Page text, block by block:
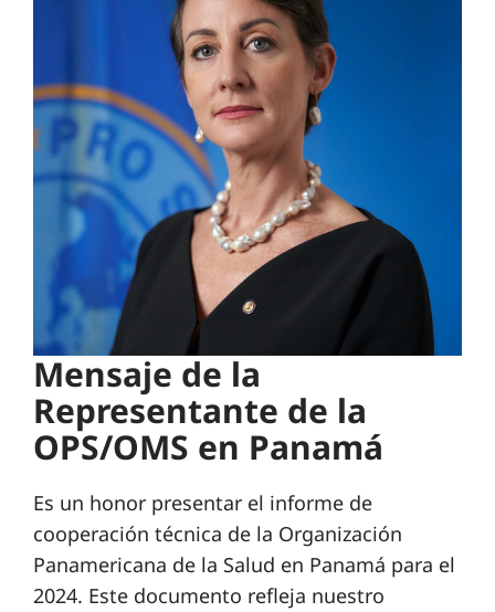
Mensaje de la
Representante de la
OPS/OMS en Panamá
Es un honor presentar el informe de
cooperación técnica de la Organización
Panamericana de la Salud en Panamá para el
2024. Este documento refleja nuestro